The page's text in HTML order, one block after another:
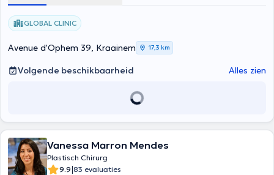
GLOBAL CLINIC
Avenue d'Ophem 39, Kraainem 17,3 km
Volgende beschikbaarheid Alles zien
Vanessa Marron Mendes
Plastisch Chirurg
9.9|83 evaluaties